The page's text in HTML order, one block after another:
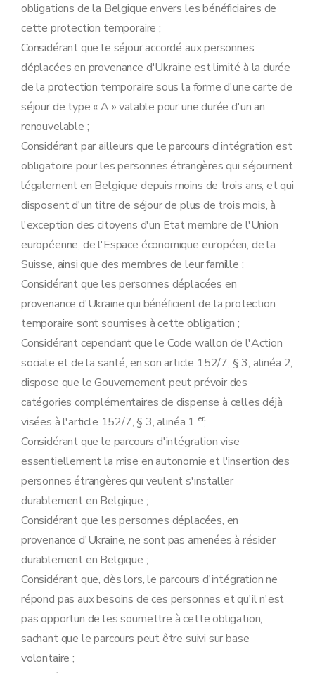
obligations de la Belgique envers les bénéficiaires de
cette protection temporaire ;
Considérant que le séjour accordé aux personnes
déplacées en provenance d'Ukraine est limité à la durée
de la protection temporaire sous la forme d'une carte de
séjour de type « A » valable pour une durée d'un an
renouvelable ;
Considérant par ailleurs que le parcours d'intégration est
obligatoire pour les personnes étrangères qui séjournent
légalement en Belgique depuis moins de trois ans, et qui
disposent d'un titre de séjour de plus de trois mois, à
l'exception des citoyens d'un Etat membre de l'Union
européenne, de l'Espace économique européen, de la
Suisse, ainsi que des membres de leur famille ;
Considérant que les personnes déplacées en
provenance d'Ukraine qui bénéficient de la protection
temporaire sont soumises à cette obligation ;
Considérant cependant que le Code wallon de l'Action
sociale et de la santé, en son article 152/7, § 3, alinéa 2,
dispose que le Gouvernement peut prévoir des
catégories complémentaires de dispense à celles déjà
visées à l'article 152/7, § 3, alinéa 1 er;
Considérant que le parcours d'intégration vise
essentiellement la mise en autonomie et l'insertion des
personnes étrangères qui veulent s'installer
durablement en Belgique ;
Considérant que les personnes déplacées, en
provenance d'Ukraine, ne sont pas amenées à résider
durablement en Belgique ;
Considérant que, dès lors, le parcours d'intégration ne
répond pas aux besoins de ces personnes et qu'il n'est
pas opportun de les soumettre à cette obligation,
sachant que le parcours peut être suivi sur base
volontaire ;